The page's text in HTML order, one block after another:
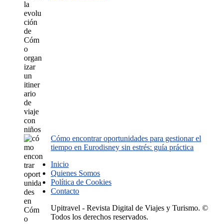
Cómo encontrar oportunidades para gestionar el
tiempo en Eurodisney sin estrés: guía práctica
Inicio
Quienes Somos
Política de Cookies
Contacto
Upitravel - Revista Digital de Viajes y Turismo. ©
Todos los derechos reservados.